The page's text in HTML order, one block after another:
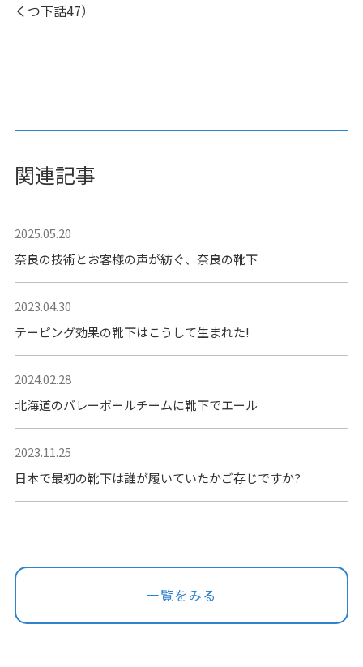
くつ下話47）
関連記事
2025.05.20
奈良の技術とお客様の声が紡ぐ、奈良の靴下
2023.04.30
テーピング効果の靴下はこうして生まれた!
2024.02.28
北海道のバレーボールチームに靴下でエール
2023.11.25
日本で最初の靴下は誰が履いていたかご存じですか?
一覧をみる